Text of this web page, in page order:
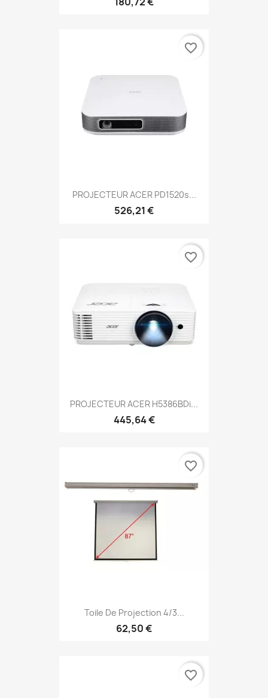
PROJECTEUR ACER PD1520s...
526,21 €
favorite_border
PROJECTEUR ACER H5386BDi...
445,64 €
favorite_border
Toile De Projection 4/3...
62,50 €
favorite_border
favorite_border